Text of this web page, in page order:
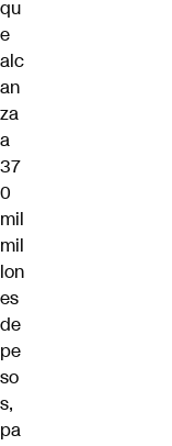
qu
e
alc
an
za
a
37
0
mil
mil
lon
es
de
pe
so
s,
pa